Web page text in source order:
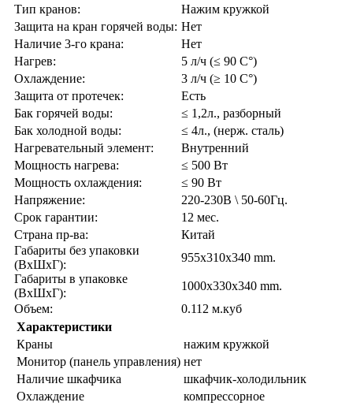
Тип кранов:
Нажим кружкой
Защита на кран горячей воды: Нет
Наличие 3-го крана:
Нет
Нагрев:
5 л/ч (≤ 90 C°)
Охлаждение:
3 л/ч (≥ 10 C°)
Защита от протечек:
Есть
Бак горячей воды:
≤ 1,2л., разборный
Бак холодной воды:
≤ 4л., (нерж. сталь)
Нагревательный элемент:
Внутренний
Мощность нагрева:
≤ 500 Вт
Мощность охлаждения:
≤ 90 Вт
Напряжение:
220-230В \ 50-60Гц.
Срок гарантии:
12 мес.
Страна пр-ва:
Китай
Габариты без упаковки
(ВxШxГ):
955x310x340 mm.
Габариты в упаковке
(ВxШxГ):
1000x330x340 mm.
Объем:
0.112 м.куб
Характеристики
Краны
нажим кружкой
Монитор (панель управления) нет
Наличие шкафчика
шкафчик-холодильник
Охлаждение
компрессорное